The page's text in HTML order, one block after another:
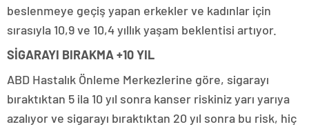
beslenmeye geçiş yapan erkekler ve kadınlar için
sırasıyla 10,9 ve 10,4 yıllık yaşam beklentisi artıyor.
SİGARAYI BIRAKMA +10 YIL
ABD Hastalık Önleme Merkezlerine göre, sigarayı
bıraktıktan 5 ila 10 yıl sonra kanser riskiniz yarı yarıya
azalıyor ve sigarayı bıraktıktan 20 yıl sonra bu risk, hiç